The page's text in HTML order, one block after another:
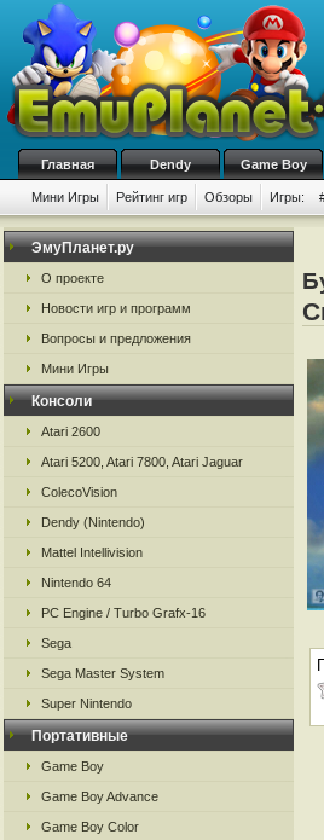
Главная Dendy Game Boy
Мини Игры Рейтинг игр Обзоры Игры:
ЭмуПланет.ру
О проекте
Новости игр и программ
Вопросы и предложения
Мини Игры
Консоли
Atari 2600
Atari 5200, Atari 7800, Atari Jaguar
ColecoVision
Dendy (Nintendo)
Mattel Intellivision
Nintendo 64
PC Engine / Turbo Grafx-16
Sega
Sega Master System
Super Nintendo
Портативные
Game Boy
Game Boy Advance
Game Boy Color